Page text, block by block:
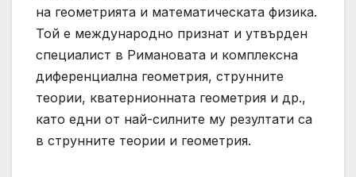
на геометрията и математическата физика.
Той е международно признат и утвърден
специалист в Римановата и комплексна
диференциална геометрия, струнните
теории, кватернионната геометрия и др.,
като едни от най-силните му резултати са
в струнните теории и геометрия.